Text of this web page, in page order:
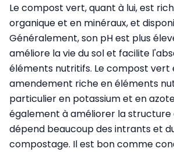
Le compost vert, quant à lui, est
organique et en minéraux, et
Généralement, son pH est plus
améliore la vie du sol et facilite
éléments nutritifs. Le compost vert
amendement riche en éléments
particulier en potassium et en
également à améliorer la structure
dépend beaucoup des intrants et
compostage. Il est bon comme